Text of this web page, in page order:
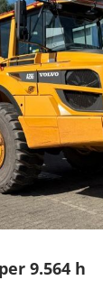
9.564 h